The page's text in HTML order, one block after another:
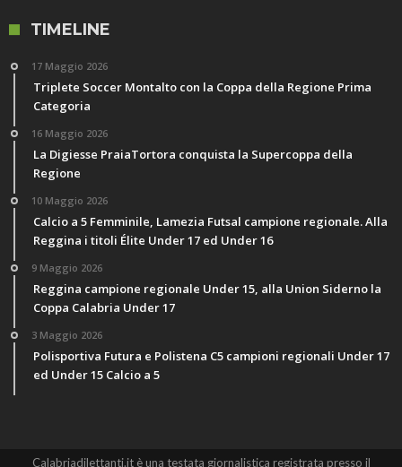
TIMELINE
17 Maggio 2026
Triplete Soccer Montalto con la Coppa della Regione Prima
Categoria
16 Maggio 2026
La Digiesse PraiaTortora conquista la Supercoppa della
Regione
10 Maggio 2026
Calcio a 5 Femminile, Lamezia Futsal campione regionale. Alla
Reggina i titoli Élite Under 17 ed Under 16
9 Maggio 2026
Reggina campione regionale Under 15, alla Union Siderno la
Coppa Calabria Under 17
3 Maggio 2026
Polisportiva Futura e Polistena C5 campioni regionali Under 17
ed Under 15 Calcio a 5
Calabriadilettanti.it è una testata giornalistica registrata presso il